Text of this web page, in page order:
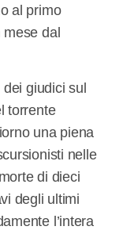
al primo
mese dal
giudici sul
torrente
una piena
nelle
di dieci
degli ultimi
l’intera